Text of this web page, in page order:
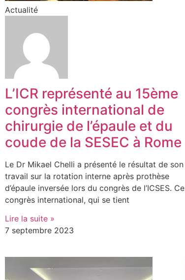
Actualité
L’ICR représenté au 15ème
congrès international de
chirurgie de l’épaule et du
coude de la SESEC à Rome
Le Dr Mikael Chelli a présenté le résultat de son
travail sur la rotation interne après prothèse
d’épaule inversée lors du congrès de l’ICSES. Ce
congrès international, qui se tient
Lire la suite »
7 septembre 2023